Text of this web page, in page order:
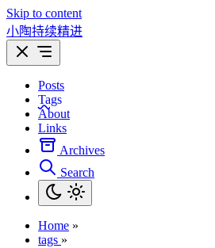
Skip to content
小陶持续精进
Posts
Tags
About
Links
Archives
Search
Home »
tags »